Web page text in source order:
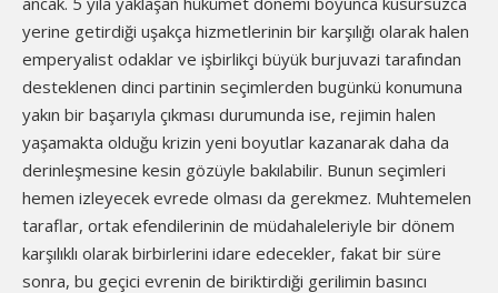
yerine getirdiği uşakça hizmetlerinin bir karşılığı olarak halen
emperyalist odaklar ve işbirlikçi büyük burjuvazi tarafından
desteklenen dinci partinin seçimlerden bugünkü konumuna
yakın bir başarıyla çıkması durumunda ise, rejimin halen
yaşamakta olduğu krizin yeni boyutlar kazanarak daha da
derinleşmesine kesin gözüyle bakılabilir. Bunun seçimleri
hemen izleyecek evrede olması da gerekmez. Muhtemelen
taraflar, ortak efendilerinin de müdahaleleriyle bir dönem
karşılıklı olarak birbirlerini idare edecekler, fakat bir süre
sonra, bu geçici evrenin de biriktirdiği gerilimin basıncı